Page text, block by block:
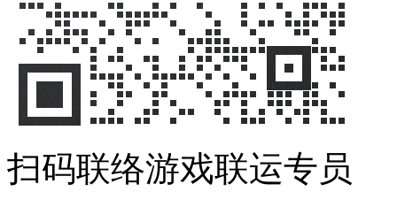
扫码联络游戏联运专员